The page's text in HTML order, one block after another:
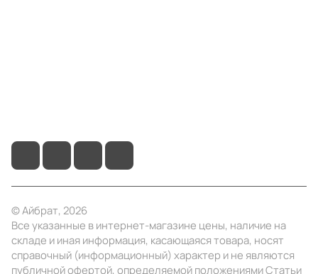
© Айбрат, 2026
Все указанные в интернет-магазине цены, наличие на
складе и иная информация, касающаяся товара, носят
справочный (информационный) характер и не являются
публичной офертой, определяемой положениями Статьи